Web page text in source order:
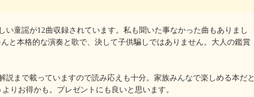
童謡が12曲収録されています。私も聞いた事なかった曲もありまし
と本格的な演奏と歌で、決して子供騙しではありません。大人の鑑賞
まで載っていますので読み応えも十分。家族みんなで楽しめる本だと
りお得かも。プレゼントにも良いと思います。